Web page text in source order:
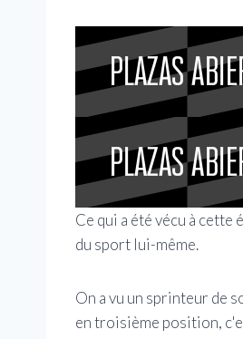
Ce qui a été vécu à
du sport lui-même.
On a vu un sprinteur de
en troisième position,